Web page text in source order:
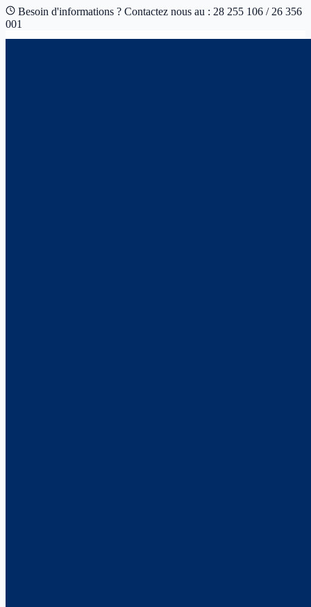
Besoin d'informations ? Contactez nous au : 28 255 106 / 26 356
001